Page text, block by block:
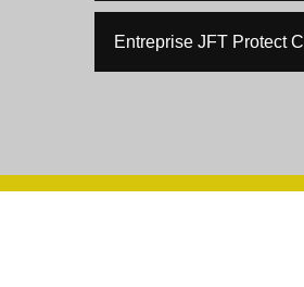
Entreprise JFT Protect